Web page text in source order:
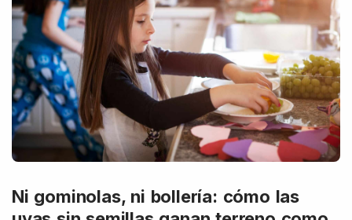
Ni gominolas, ni bollería: cómo las